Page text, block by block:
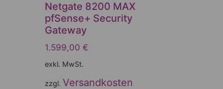
Netgate 8200 MAX
pfSense+ Security
Gateway
1.599,00€
exkl. MwSt.
zzgl. Versandkosten